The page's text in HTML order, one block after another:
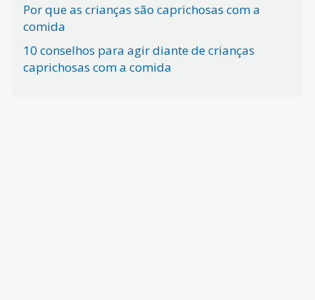
Por que as crianças são caprichosas com a
comida
10 conselhos para agir diante de crianças
caprichosas com a comida